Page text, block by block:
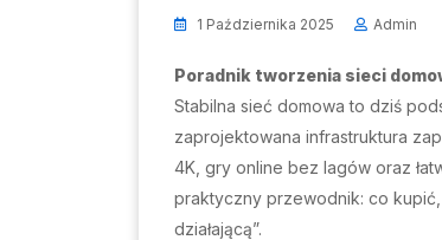
1 Października 2025 Admin
Poradnik tworzenia sieci
Stabilna sieć domowa to dziś
zaprojektowana infrastruktura
4K, gry online bez lagów oraz
praktyczny przewodnik: co
działającą”.